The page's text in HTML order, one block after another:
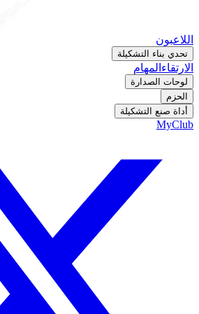
اللاعبون
تحدي بناء التشكيلة
الارتقاء المهام
لوحات الصدارة
الحزم
أداة صنع التشكيلة
MyClub